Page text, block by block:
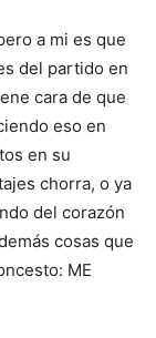
a mi es que
del partido en
cara de que
eso en
en su
chorra, o ya
del corazón
cosas que
ME